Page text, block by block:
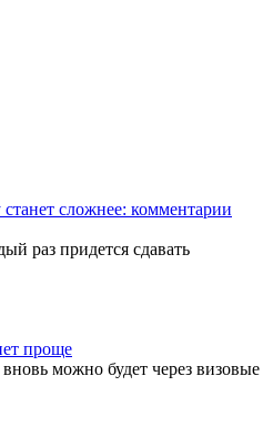
сложнее: комментарии
раз придется сдавать
проще
можно будет через визовые